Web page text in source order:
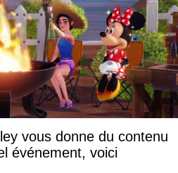
vous donne du contenu
événement, voici